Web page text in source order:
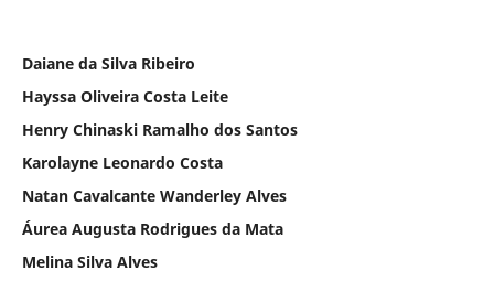
Daiane da Silva Ribeiro
Hayssa Oliveira Costa Leite
Henry Chinaski Ramalho dos Santos
Karolayne Leonardo Costa
Natan Cavalcante Wanderley Alves
Áurea Augusta Rodrigues da Mata
Melina Silva Alves